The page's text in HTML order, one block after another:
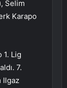
Selim
Karapo
1. Lig
7.
Ilgaz